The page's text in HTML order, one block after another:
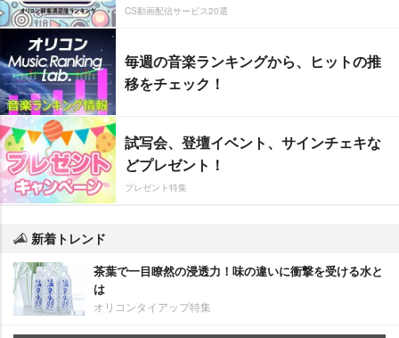
CS動画配信サービス20選
毎週の音楽ランキングから、ヒットの推
移をチェック！
試写会、登壇イベント、サインチェキな
どプレゼント！
プレゼント特集
新着トレンド
茶葉で一目瞭然の浸透力！味の違いに衝撃を受ける水と
は
オリコンタイアップ特集